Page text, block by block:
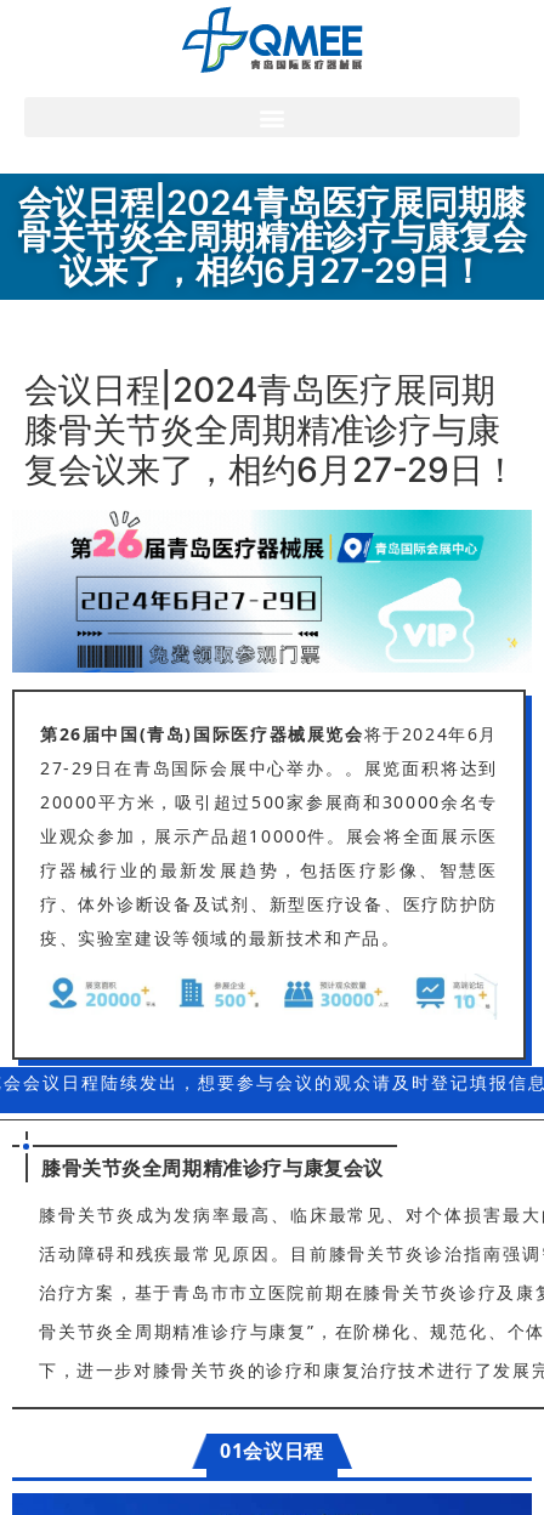
会议日程|2024青岛医疗展同期膝
骨关节炎全周期精准诊疗与康复会
议来了，相约6月27-29日！
会议日程|2024青岛医疗展同期
膝骨关节炎全周期精准诊疗与康
复会议来了，相约6月27-29日！
第26届中国(青岛)国际医疗器械展览会将于2024年6月
27-29日在青岛国际会展中心举办。。 展览面积将达到
20000平方米，吸引超过500家参展商和30000余名专
业观众参加，展示产品超10000件。 展会将全面展示医
疗器械行业的最新发展趋势，包括医疗影像、智慧医
疗、体外诊断设备及试剂、新型医疗设备、医疗防护防
疫、实验室建设等领域的最新技术和产品。
会议日程陆续发出，想要参与会议的观众请及时登记填报信
膝骨关节炎全周期精准诊疗与康复会议
膝骨关节炎成为发病率最高、临床最常见、对个体损害最
活动障碍和残疾最常见原因。
目前膝骨关节炎诊治指南强
治疗方案，基于青岛市市立医院前期在膝骨关节炎诊疗及康
骨关节炎全周期精准诊疗与康复”，在阶梯化、规范化、个
下，进一步对膝骨关节炎的诊疗和康复治疗技术进行了发展
01会议日程